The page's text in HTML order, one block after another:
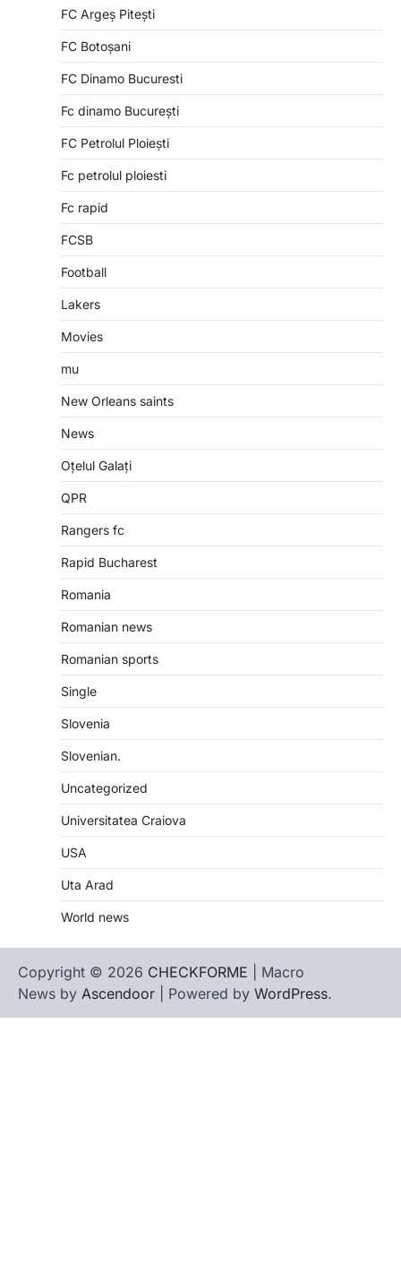
FC Argeș Pitești
FC Botoșani
FC Dinamo Bucuresti
Fc dinamo București
FC Petrolul Ploiești
Fc petrolul ploiesti
Fc rapid
FCSB
Football
Lakers
Movies
mu
New Orleans saints
News
Oțelul Galați
QPR
Rangers fc
Rapid Bucharest
Romania
Romanian news
Romanian sports
Single
Slovenia
Slovenian.
Uncategorized
Universitatea Craiova
USA
Uta Arad
World news
Copyright © 2026 CHECKFORME | Macro
News by Ascendoor | Powered by WordPress.